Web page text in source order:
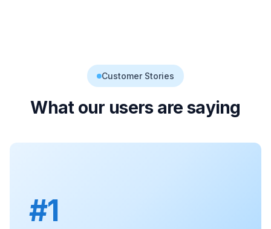
Customer Stories
What our users are saying
#1